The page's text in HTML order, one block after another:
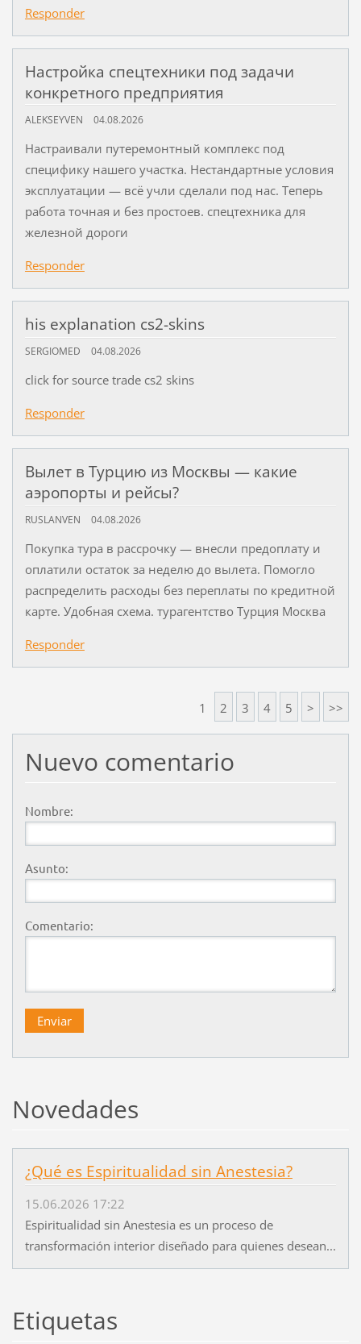
Responder
Настройка спецтехники под задачи
конкретного предприятия
ALEKSEYVEN 04.08.2026
Настраивали путеремонтный комплекс под
специфику нашего участка. Нестандартные условия
эксплуатации — всё учли сделали под нас. Теперь
работа точная и без простоев. спецтехника для
железной дороги
Responder
his explanation cs2-skins
SERGIOMED 04.08.2026
click for source trade cs2 skins
Responder
Вылет в Турцию из Москвы — какие
аэропорты и рейсы?
RUSLANVEN 04.08.2026
Покупка тура в рассрочку — внесли предоплату и
оплатили остаток за неделю до вылета. Помогло
распределить расходы без переплаты по кредитной
карте. Удобная схема. турагентство Турция Москва
Responder
1 2 3 4 5 > >>
Nuevo comentario
Nombre:
Asunto:
Comentario:
Novedades
¿Qué es Espiritualidad sin Anestesia?
15.06.2026 17:22
Espiritualidad sin Anestesia es un proceso de
transformación interior diseñado para quienes desean...
Etiquetas